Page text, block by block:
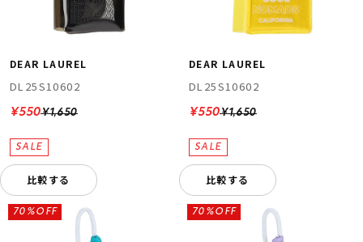
DEAR LAUREL
DL25S10602
¥1,650
¥550
比較する
DEAR LAUREL
DL25S10602
¥1,650
¥550
比較する
70%OFF 70%OFF